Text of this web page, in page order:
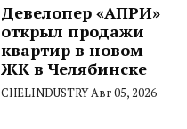
Девелопер «АПРИ»
открыл продажи
квартир в новом
ЖК в Челябинске
CHELINDUSTRYАвг 05, 2026